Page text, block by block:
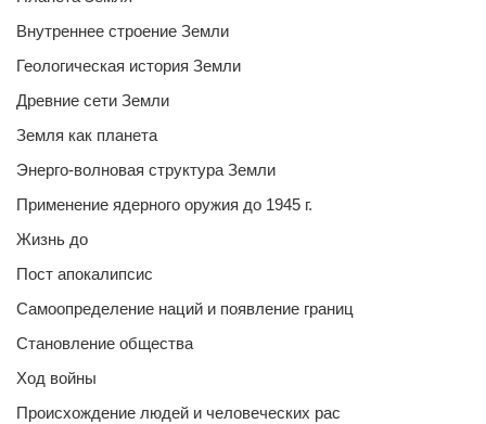
Внутреннее строение Земли
Геологическая история Земли
Древние сети Земли
Земля как планета
Энерго-волновая структура Земли
Применение ядерного оружия до 1945 г.
Жизнь до
Пост апокалипсис
Самоопределение наций и появление границ
Становление общества
Ход войны
Происхождение людей и человеческих рас